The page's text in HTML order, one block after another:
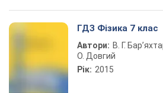
ГДЗ Фізика 7 клас
Автори: В. Г.
О. Довгий
Рік: 2015